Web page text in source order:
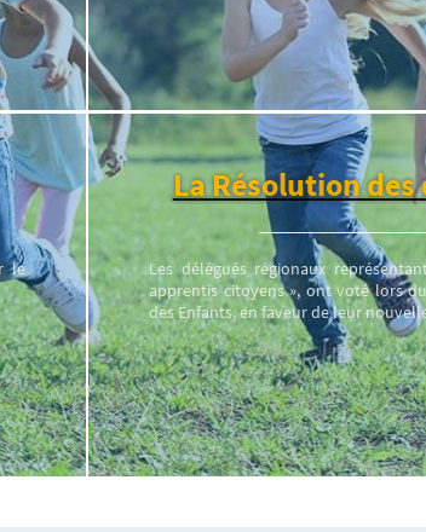
le
La Résolution
Les délégués régionaux
apprentis citoyens », ont voté lors
des Enfants, en faveur de leur